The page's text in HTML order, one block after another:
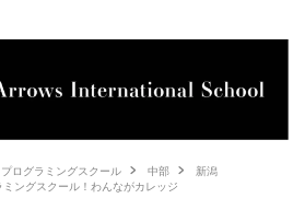
プログラミングスクール 中部
新潟
ングスクール！わんながカレッジ